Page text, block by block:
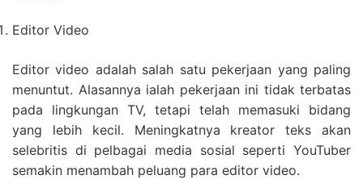
Editor Video
Editor video adalah salah satu pekerjaan yang paling
menuntut. Alasannya ialah pekerjaan ini tidak terbatas
pada lingkungan TV, tetapi telah memasuki bidang
yang lebih kecil. Meningkatnya kreator teks akan
selebritis di pelbagai media sosial seperti YouTuber
semakin menambah peluang para editor video.